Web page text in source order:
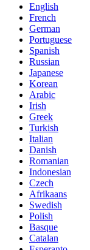
English
French
German
Portuguese
Spanish
Russian
Japanese
Korean
Arabic
Irish
Greek
Turkish
Italian
Danish
Romanian
Indonesian
Czech
Afrikaans
Swedish
Polish
Basque
Catalan